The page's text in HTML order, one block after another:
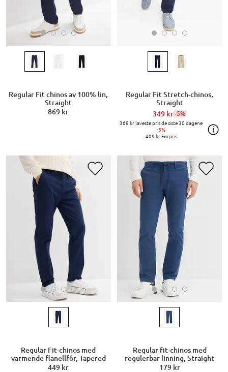
Regular Fit chinos av 100% lin,
Straight
869 kr
Regular Fit Stretch-chinos,
Straight
349 kr-5%
369 krlaveste pris de siste 30 dagene
-5%
409 krFørpris
Regular Fit-chinos med
varmende flanellfôr, Tapered
449 kr
Regular fit-chinos med
regulerbar linning, Straight
179 kr